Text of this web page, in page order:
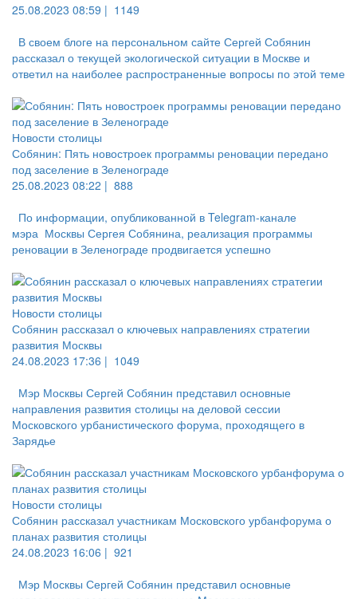
25.08.2023 08:59 | 1149
В своем блоге на персональном сайте Сергей Собянин
рассказал о текущей экологической ситуации в Москве и
ответил на наиболее распространенные вопросы по этой теме
Новости столицы
Собянин: Пять новостроек программы реновации передано
под заселение в Зеленограде
25.08.2023 08:22 | 888
По информации, опубликованной в Telegram-канале
мэра Москвы Сергея Собянина, реализация программы
реновации в Зеленограде продвигается успешно
Новости столицы
Собянин рассказал о ключевых направлениях стратегии
развития Москвы
24.08.2023 17:36 | 1049
Мэр Москвы Сергей Собянин представил основные
направления развития столицы на деловой сессии
Московского урбанистического форума, проходящего в
Зарядье
Новости столицы
Собянин рассказал участникам Московского урбанфорума о
планах развития столицы
24.08.2023 16:06 | 921
Мэр Москвы Сергей Собянин представил основные